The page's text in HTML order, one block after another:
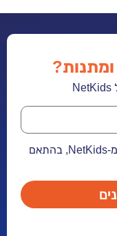
אני מאשר/ת קבלת עדכונים ותכנים מ-NetKids, בהתאם